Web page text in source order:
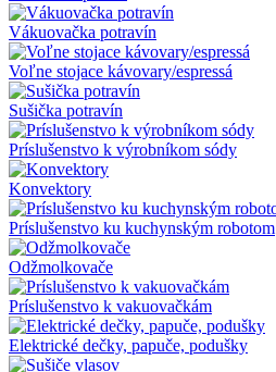
Vákuovačka potravín
Voľne stojace kávovary/espressá
Sušička potravín
Príslušenstvo k výrobníkom sódy
Konvektory
Príslušenstvo ku kuchynským robotom
Odžmolkovače
Príslušenstvo k vakuovačkám
Elektrické dečky, papuče, podušky